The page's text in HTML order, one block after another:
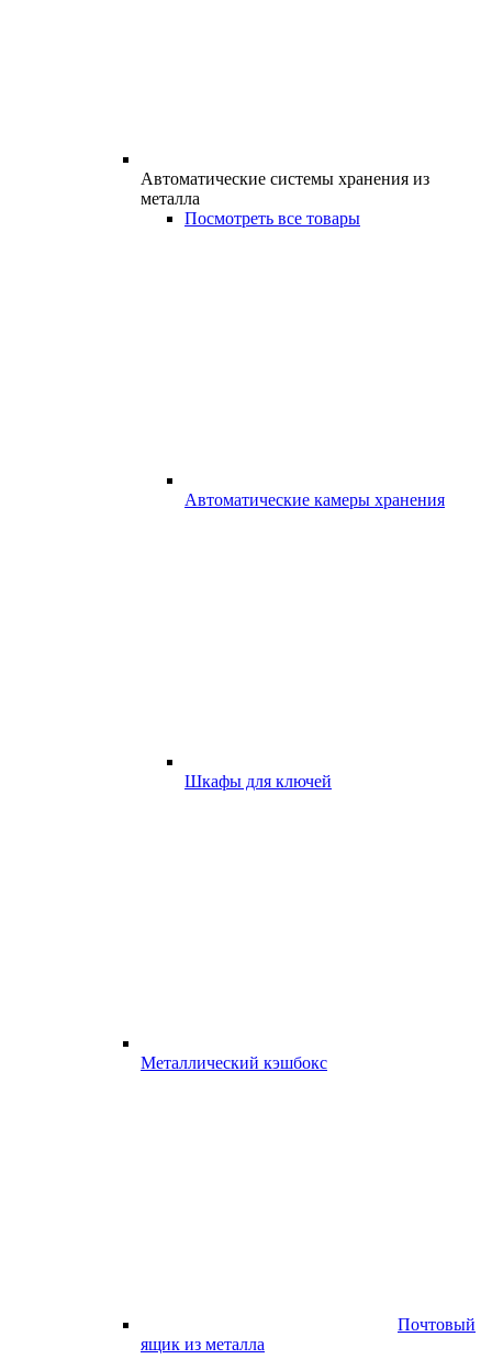
Автоматические системы хранения из
металла
Посмотреть все товары
Автоматические камеры хранения
Шкафы для ключей
Металлический кэшбокс
Почтовый
ящик из металла